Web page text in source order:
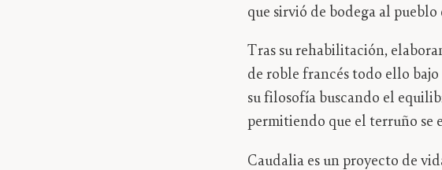
que sirvió de bodega al
Tras su rehabilitación,
de roble francés todo ello
su filosofía buscando el
permitiendo que el terruño se
Caudalia es un proyecto de